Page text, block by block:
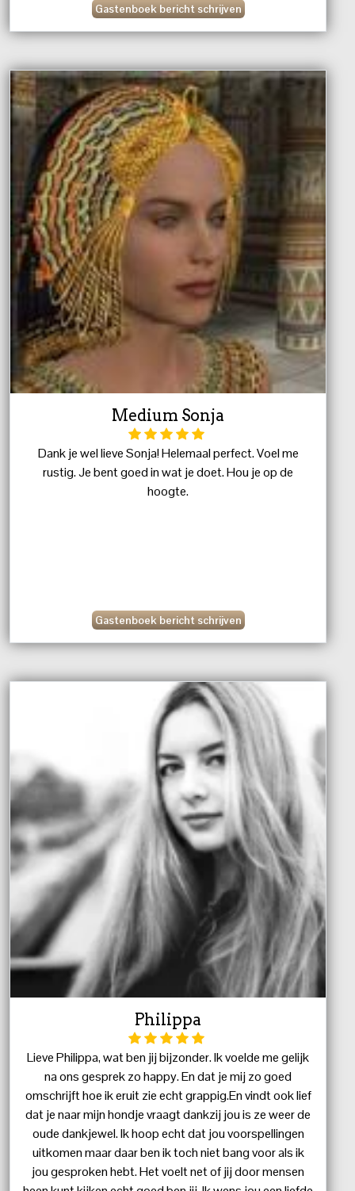
Gastenboek bericht schrijven
Medium Sonja
Dank je wel lieve Sonja! Helemaal perfect. Voel me
rustig. Je bent goed in wat je doet. Hou je op de
hoogte.
Gastenboek bericht schrijven
Philippa
Lieve Philippa, wat ben jij bijzonder. Ik voelde me gelijk
na ons gesprek zo happy. En dat je mij zo goed
omschrijft hoe ik eruit zie echt grappig.En vindt ook lief
dat je naar mijn hondje vraagt dankzij jou is ze weer de
oude dankjewel. Ik hoop echt dat jou voorspellingen
uitkomen maar daar ben ik toch niet bang voor als ik
jou gesproken hebt. Het voelt net of jij door mensen